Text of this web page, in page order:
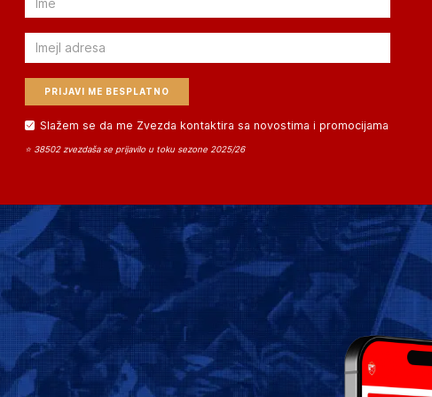
Email
Slažem se da me Zvezda kontaktira sa novostima i promocijama
⭐ 38502 zvezdaša se prijavilo u toku sezone 2025/26